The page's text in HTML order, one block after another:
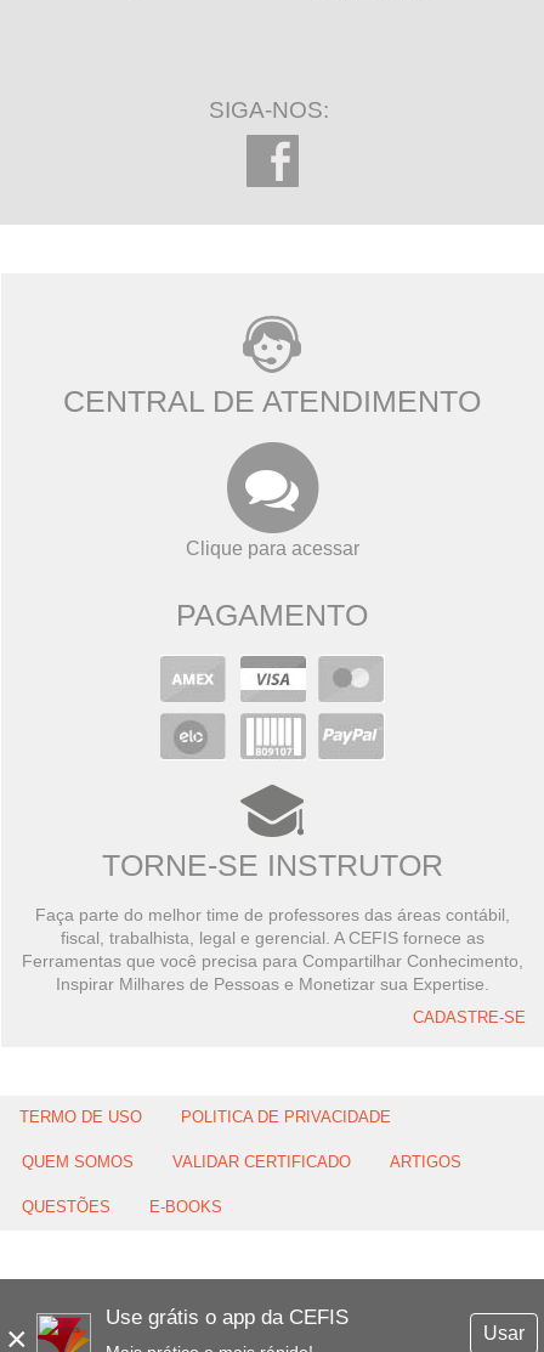
×
Use grátis o app da CEFIS
Usar
SIGA-NOS:
CENTRAL DE ATENDIMENTO
Clique para acessar
PAGAMENTO
TORNE-SE INSTRUTOR
Faça parte do melhor time de professores das áreas contábil,
fiscal, trabalhista, legal e gerencial. A CEFIS fornece as
Ferramentas que você precisa para Compartilhar Conhecimento,
Inspirar Milhares de Pessoas e Monetizar sua Expertise.
CADASTRE-SE
TERMO DE USO POLITICA DE PRIVACIDADE
QUEM SOMOS VALIDAR CERTIFICADO ARTIGOS
QUESTÕES E-BOOKS